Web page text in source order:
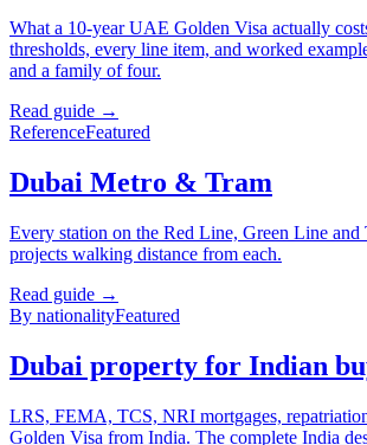
What a 10-year UAE Golden Visa actually
thresholds, every line item, and worked
and a family of four.
Read guide →
ReferenceFeatured
Dubai Metro & Tram
Every station on the Red Line, Green Line and
projects walking distance from each.
Read guide →
By nationalityFeatured
Dubai property for Indian
LRS, FEMA, TCS, NRI mortgages,
Golden Visa from India. The complete India